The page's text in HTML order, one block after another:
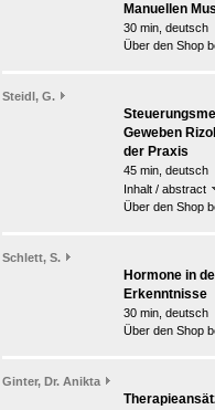
Manuellen
30 min, deutsch
Über den Shop
Steidl, G.
Geweben
der Praxis
45 min, deutsch
Inhalt / abstract
Über den Shop
Schlett, S.
Hormone in
Erkenntnisse
30 min, deutsch
Über den Shop
Ginter, Dr. Anikta